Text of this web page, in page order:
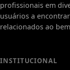
profissionais em
usuários a
relacionados ao
INSTITUCIONAL